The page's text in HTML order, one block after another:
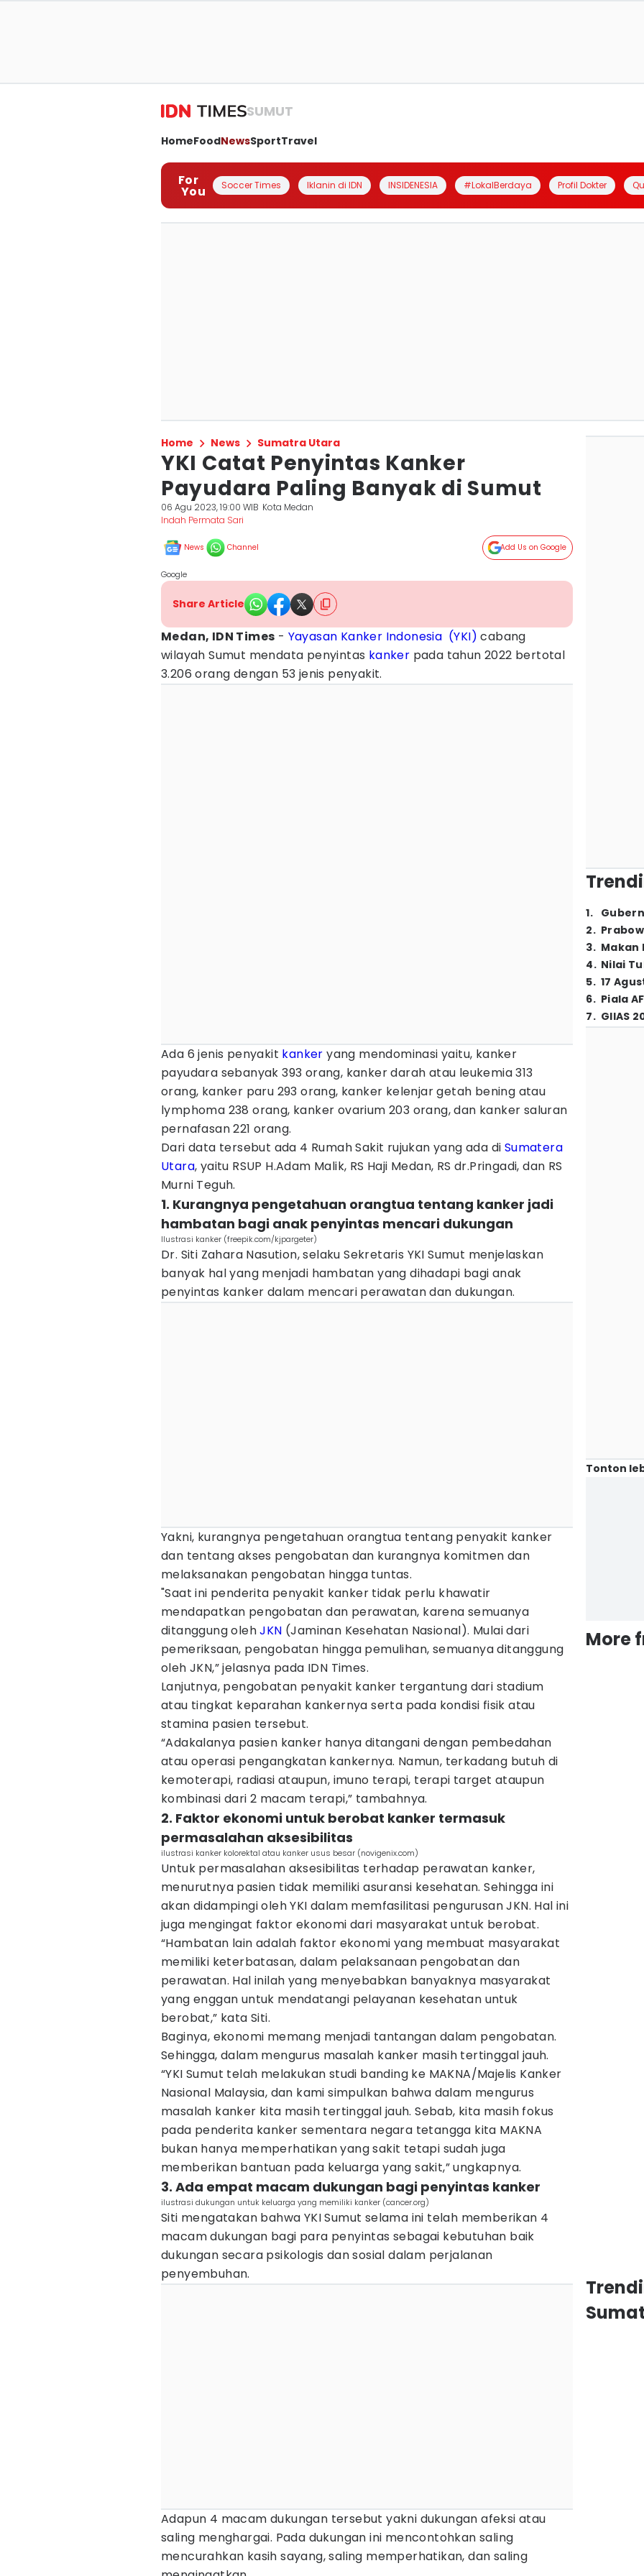
SUMUT
HomeFoodNewsSportTravel
For
You Soccer Times Iklanin di IDN INSIDENESIA #LokalBerdaya Profil Dokter
Home News Sumatra Utara
YKI Catat Penyintas Kanker
Payudara Paling Banyak di Sumut
06 Agu 2023, 19:00 WIB Kota Medan
Indah Permata Sari
News Channel Add Us on Google
Google
Share Article
Medan, IDN Times - Yayasan Kanker Indonesia (YKI) cabang
wilayah Sumut mendata penyintas kanker pada tahun 2022 bertotal
3.206 orang dengan 53 jenis penyakit.
Ada 6 jenis penyakit kanker yang mendominasi yaitu, kanker
payudara sebanyak 393 orang, kanker darah atau leukemia 313
orang, kanker paru 293 orang, kanker kelenjar getah bening atau
lymphoma 238 orang, kanker ovarium 203 orang, dan kanker saluran
pernafasan 221 orang.
Dari data tersebut ada 4 Rumah Sakit rujukan yang ada di Sumatera
Utara, yaitu RSUP H.Adam Malik, RS Haji Medan, RS dr.Pringadi, dan RS
Murni Teguh.
1. Kurangnya pengetahuan orangtua tentang kanker jadi
hambatan bagi anak penyintas mencari dukungan
Ilustrasi kanker (freepik.com/kjpargeter)
Dr. Siti Zahara Nasution, selaku Sekretaris YKI Sumut menjelaskan
banyak hal yang menjadi hambatan yang dihadapi bagi anak
penyintas kanker dalam mencari perawatan dan dukungan.
Yakni, kurangnya pengetahuan orangtua tentang penyakit kanker
dan tentang akses pengobatan dan kurangnya komitmen dan
melaksanakan pengobatan hingga tuntas.
"Saat ini penderita penyakit kanker tidak perlu khawatir
mendapatkan pengobatan dan perawatan, karena semuanya
ditanggung olehJKN (Jaminan Kesehatan Nasional). Mulai dari
pemeriksaan, pengobatan hingga pemulihan, semuanya ditanggung
oleh JKN,” jelasnya pada IDN Times.
Lanjutnya, pengobatan penyakit kanker tergantung dari stadium
atau tingkat keparahan kankernya serta pada kondisi fisik atau
stamina pasien tersebut.
“Adakalanya pasien kanker hanya ditangani dengan pembedahan
atau operasi pengangkatan kankernya. Namun, terkadang butuh di
kemoterapi, radiasi ataupun, imuno terapi, terapi target ataupun
kombinasi dari 2 macam terapi,” tambahnya.
2. Faktor ekonomi untuk berobat kanker termasuk
permasalahan aksesibilitas
ilustrasi kanker kolorektal atau kanker usus besar (novigenix.com)
Untuk permasalahan aksesibilitas terhadap perawatan kanker,
menurutnya pasien tidak memiliki asuransi kesehatan. Sehingga ini
akan didampingi oleh YKI dalam memfasilitasi pengurusan JKN. Hal ini
juga mengingat faktor ekonomi dari masyarakat untuk berobat.
“Hambatan lain adalah faktor ekonomi yang membuat masyarakat
memiliki keterbatasan, dalam pelaksanaan pengobatan dan
perawatan. Hal inilah yang menyebabkan banyaknya masyarakat
yang enggan untuk mendatangi pelayanan kesehatan untuk
berobat,” kata Siti.
Baginya, ekonomi memang menjadi tantangan dalam pengobatan.
Sehingga, dalam mengurus masalah kanker masih tertinggal jauh.
“YKI Sumut telah melakukan studi banding ke MAKNA/Majelis Kanker
Nasional Malaysia, dan kami simpulkan bahwa dalam mengurus
masalah kanker kita masih tertinggal jauh. Sebab, kita masih fokus
pada penderita kanker sementara negara tetangga kita MAKNA
bukan hanya memperhatikan yang sakit tetapi sudah juga
memberikan bantuan pada keluarga yang sakit,” ungkapnya.
3. Ada empat macam dukungan bagi penyintas kanker
ilustrasi dukungan untuk keluarga yang memiliki kanker (cancer.org)
Siti mengatakan bahwa YKI Sumut selama ini telah memberikan 4
macam dukungan bagi para penyintas sebagai kebutuhan baik
dukungan secara psikologis dan sosial dalam perjalanan
penyembuhan.
Adapun 4 macam dukungan tersebut yakni dukungan afeksi atau
saling menghargai. Pada dukungan ini mencontohkan saling
mencurahkan kasih sayang, saling memperhatikan, dan saling
1.
2.
3. Makan
4. Nilai
5. 17
6. Piala
7. GIIAS
Tonton
More